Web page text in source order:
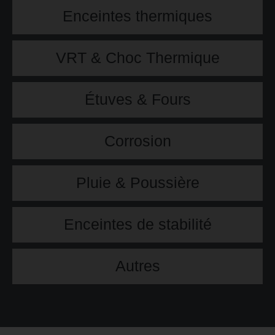
Enceintes thermiques
VRT & Choc Thermique
Étuves & Fours
Corrosion
Pluie & Poussière
Enceintes de stabilité
Autres